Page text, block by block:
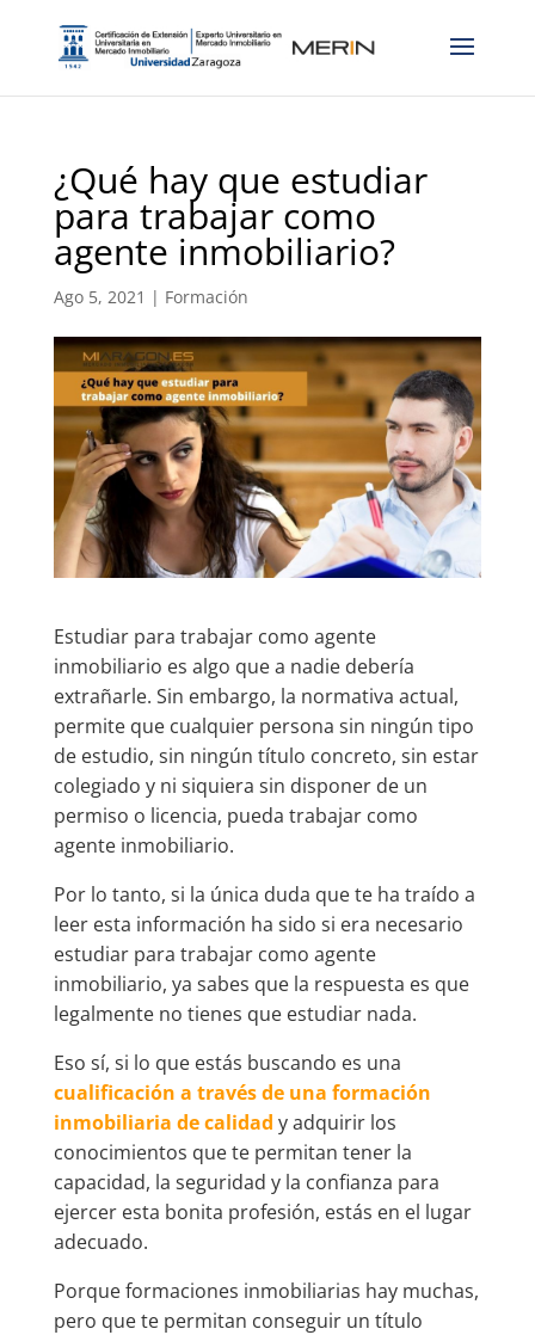
¿Qué hay que estudiar
para trabajar como
agente inmobiliario?
Ago 5, 2021 | Formación
Estudiar para trabajar como agente
inmobiliario es algo que a nadie debería
extrañarle. Sin embargo, la normativa actual,
permite que cualquier persona sin ningún tipo
de estudio, sin ningún título concreto, sin estar
colegiado y ni siquiera sin disponer de un
permiso o licencia, pueda trabajar como
agente inmobiliario.
Por lo tanto, si la única duda que te ha traído a
leer esta información ha sido si era necesario
estudiar para trabajar como agente
inmobiliario, ya sabes que la respuesta es que
legalmente no tienes que estudiar nada.
Eso sí, si lo que estás buscando es una
cualificación a través de una formación
inmobiliaria de calidad y adquirir los
conocimientos que te permitan tener la
capacidad, la seguridad y la confianza para
ejercer esta bonita profesión, estás en el lugar
adecuado.
Porque formaciones inmobiliarias hay muchas,
pero que te permitan conseguir un título